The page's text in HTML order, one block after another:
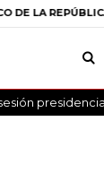
REPÚBLICA $